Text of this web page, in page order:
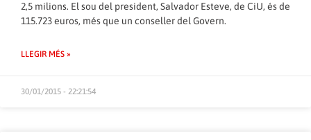
2,5 milions. El sou del president, Salvador Esteve, de CiU, és de
115.723 euros, més que un conseller del Govern.
LLEGIR MÉS »
30/01/2015 - 22:21:54